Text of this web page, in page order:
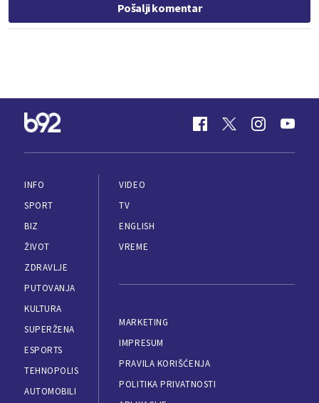
Pošalji komentar
INFO
SPORT
BIZ
ŽIVOT
ZDRAVLJE
PUTOVANJA
KULTURA
SUPERŽENA
ESPORTS
TEHNOPOLIS
AUTOMOBILI
VIDEO
TV
ENGLISH
VREME
MARKETING
IMPRESUM
PRAVILA KORIŠĆENJA
POLITIKA PRIVATNOSTI